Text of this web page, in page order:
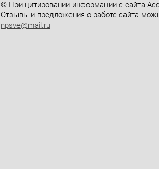
© При цитировании информации с сайта
Отзывы и предложения о работе сайта
npsve@mail.ru